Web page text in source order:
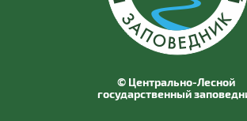
© Центрально-Лесной
государственный